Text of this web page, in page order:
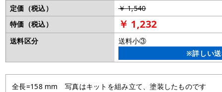
定価（税込）
￥ 1,540
特価（税込）
￥ 1,232
送料区分
送料小③
※詳しい
全長=158 mm 写真はキットを組み立て、塗装したものです